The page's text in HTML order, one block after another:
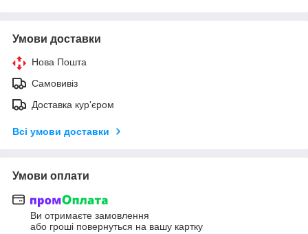
Умови доставки
Нова Пошта
Самовивіз
Доставка кур'єром
Всі умови доставки
Умови оплати
Ви отримаєте замовлення
або гроші повернуться на вашу картку